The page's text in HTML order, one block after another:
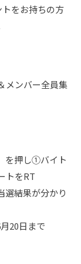
をお持ちの方
メンバー全員集
を押し①バイト
トをRT
結果が分かり
20日まで